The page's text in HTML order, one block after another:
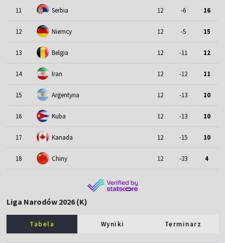
11 Serbia 12 -6 16
12 Niemcy 12 -5 15
13 Belgia 12 -11 12
14 Iran 12 -12 11
15 Argentyna 12 -13 10
16 Kuba 12 -13 10
17 Kanada 12 -15 10
18 Chiny 12 -23 4
Liga Narodów 2026 (K)
Tabela Wyniki Terminarz